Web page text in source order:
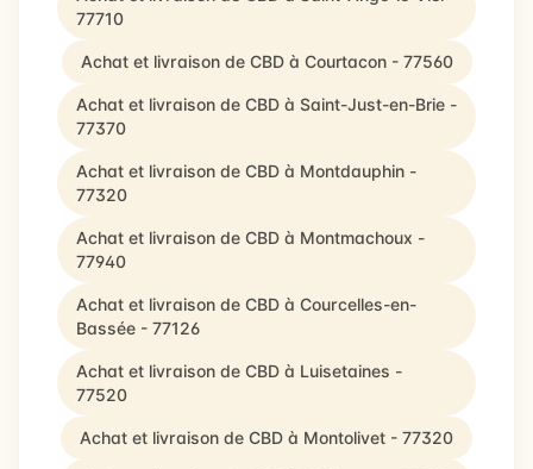
77710
Achat et livraison de CBD à Courtacon - 77560
Achat et livraison de CBD à Saint-Just-en-Brie -
77370
Achat et livraison de CBD à Montdauphin -
77320
Achat et livraison de CBD à Montmachoux -
77940
Achat et livraison de CBD à Courcelles-en-
Bassée - 77126
Achat et livraison de CBD à Luisetaines -
77520
Achat et livraison de CBD à Montolivet - 77320